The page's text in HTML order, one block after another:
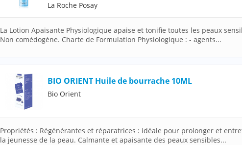
La Roche Posay
La Lotion Apaisante Physiologique apaise et tonifie toutes les peaux
Non comédogène. Charte de Formulation Physiologique : - agents...
BIO ORIENT Huile de bourrache 10ML
Bio Orient
Propriétés : Régénérantes et réparatrices : idéale pour prolonger et
la jeunesse de la peau. Calmante et apaisante des peaux sensibles...